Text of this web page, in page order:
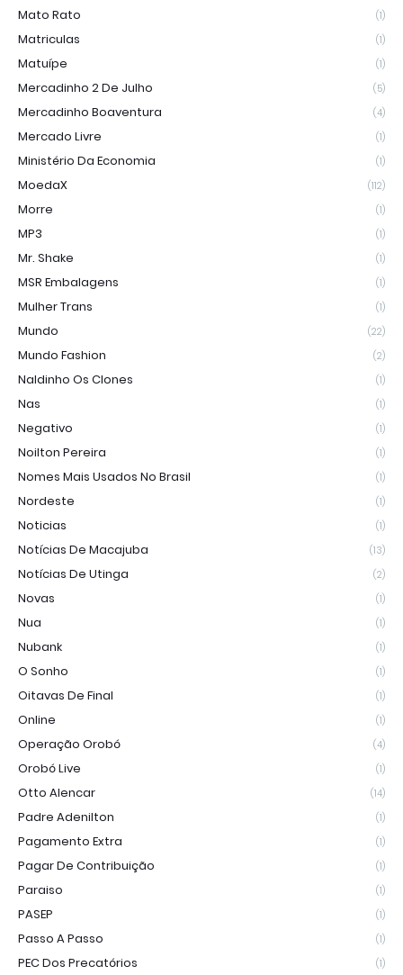
Mato Rato (1)
Matriculas (1)
Matuípe (1)
Mercadinho 2 De Julho (5)
Mercadinho Boaventura (4)
Mercado Livre (1)
Ministério Da Economia (1)
MoedaX (112)
Morre (1)
MP3 (1)
Mr. Shake (1)
MSR Embalagens (1)
Mulher Trans (1)
Mundo (22)
Mundo Fashion (2)
Naldinho Os Clones (1)
Nas (1)
Negativo (1)
Noilton Pereira (1)
Nomes Mais Usados No Brasil (1)
Nordeste (1)
Noticias (1)
Notícias De Macajuba (13)
Notícias De Utinga (2)
Novas (1)
Nua (1)
Nubank (1)
O Sonho (1)
Oitavas De Final (1)
Online (1)
Operação Orobó (4)
Orobó Live (1)
Otto Alencar (14)
Padre Adenilton (1)
Pagamento Extra (1)
Pagar De Contribuição (1)
Paraiso (1)
PASEP (1)
Passo A Passo (1)
PEC Dos Precatórios (1)